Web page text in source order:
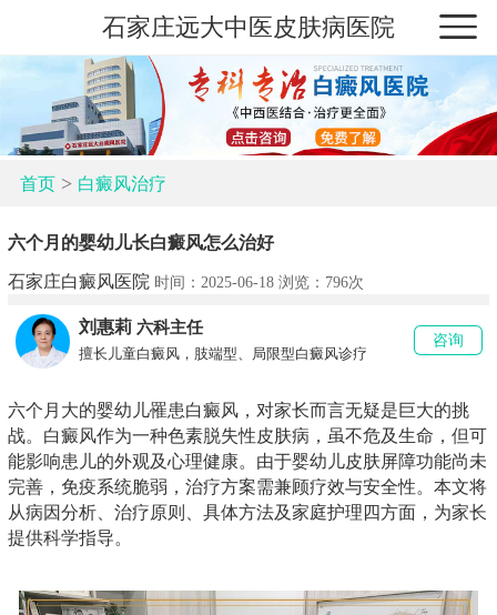
石家庄远大中医皮肤病医院
首页> 白癜风治疗
六个月的婴幼儿长白癜风怎么治好
石家庄白癜风医院 时间：2025-06-18 浏览： 796次
刘惠莉 六科主任
擅长儿童白癜风，肢端型、局限型白癜风诊疗
咨询
六个月大的婴幼儿罹患白癜风，对家长而言无疑是巨大的挑
战。白癜风作为一种色素脱失性皮肤病，虽不危及生命，但可
能影响患儿的外观及心理健康。由于婴幼儿皮肤屏障功能尚未
完善，免疫系统脆弱，治疗方案需兼顾疗效与安全性。本文将
从病因分析、治疗原则、具体方法及家庭护理四方面，为家长
提供科学指导。